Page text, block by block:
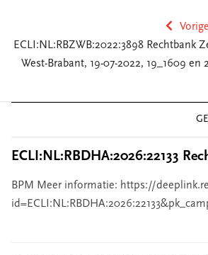
ECLI:NL:RBZWB:2022:3898 Rechtbank
West-Brabant, 19-07-2022, 19_1609 en
ECLI:NL:RBDHA:2026:22133
BPM Meer informatie: https://